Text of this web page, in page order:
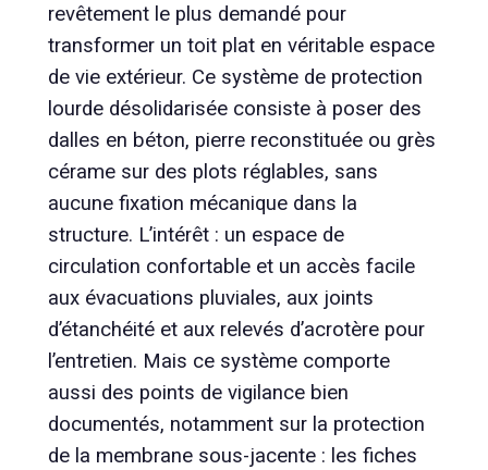
revêtement le plus demandé pour
transformer un toit plat en véritable espace
de vie extérieur. Ce système de protection
lourde désolidarisée consiste à poser des
dalles en béton, pierre reconstituée ou grès
cérame sur des plots réglables, sans
aucune fixation mécanique dans la
structure. L’intérêt : un espace de
circulation confortable et un accès facile
aux évacuations pluviales, aux joints
d’étanchéité et aux relevés d’acrotère pour
l’entretien. Mais ce système comporte
aussi des points de vigilance bien
documentés, notamment sur la protection
de la membrane sous-jacente : les fiches